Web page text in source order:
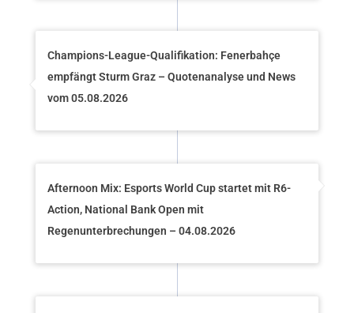
Champions-League-Qualifikation: Fenerbahçe
empfängt Sturm Graz – Quotenanalyse und News
vom 05.08.2026
Afternoon Mix: Esports World Cup startet mit R6-
Action, National Bank Open mit
Regenunterbrechungen – 04.08.2026